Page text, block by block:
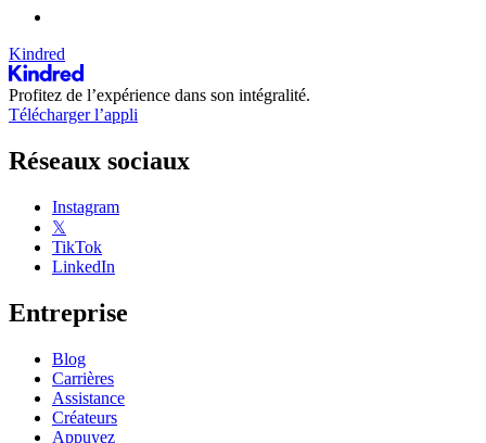
Kindred
Profitez de l’expérience dans son intégralité.
Télécharger l’appli
Réseaux sociaux
Instagram
𝕏
TikTok
LinkedIn
Entreprise
Blog
Carrières
Assistance
Créateurs
Appuyez